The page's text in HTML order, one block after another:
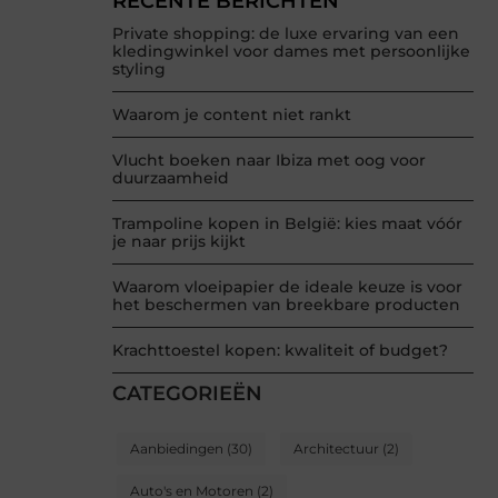
Private shopping: de luxe ervaring van een
kledingwinkel voor dames met persoonlijke
styling
Waarom je content niet rankt
Vlucht boeken naar Ibiza met oog voor
duurzaamheid
Trampoline kopen in België: kies maat vóór
je naar prijs kijkt
Waarom vloeipapier de ideale keuze is voor
het beschermen van breekbare producten
Krachttoestel kopen: kwaliteit of budget?
CATEGORIEËN
Aanbiedingen (30) Architectuur (2)
Auto's en Motoren (2)